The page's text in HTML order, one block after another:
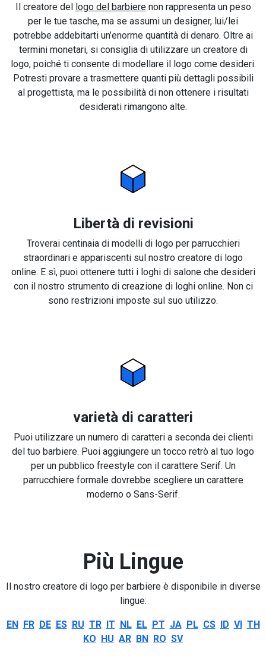
Il creatore del logo del barbierenon rappresenta un peso
per le tue tasche, ma se assumi un designer, lui/lei
potrebbe addebitarti un’enorme quantità di denaro. Oltre ai
termini monetari, si consiglia di utilizzare un creatore di
logo, poiché ti consente di modellare il logo come desideri.
Potresti provare a trasmettere quanti più dettagli possibili
al progettista, ma le possibilità di non ottenere i risultati
desiderati rimangono alte.
Libertà di revisioni
Troverai centinaia di modelli di logo per parrucchieri
straordinari e appariscenti sul nostro creatore di logo
online. E sì, puoi ottenere tutti i loghi di salone che desideri
con il nostro strumento di creazione di loghi online. Non ci
sono restrizioni imposte sul suo utilizzo.
varietà di caratteri
Puoi utilizzare un numero di caratteri a seconda dei clienti
del tuo barbiere. Puoi aggiungere un tocco retrò al tuo logo
per un pubblico freestyle con il carattere Serif. Un
parrucchiere formale dovrebbe scegliere un carattere
moderno o Sans-Serif.
Più Lingue
Il nostro creatore di logo per barbiere è disponibile in diverse
lingue:
EN FR DE ES RU TR IT NL EL PT JA PL CS ID VI TH
KO HU AR BN RO SV